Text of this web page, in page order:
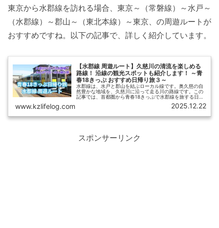
東京から水郡線を訪れる場合、東京～（常磐線）～水戸～
（水郡線）～郡山～（東北本線）～東京、の周遊ルートが
おすすめですね。以下の記事で、詳しく紹介しています。
【水郡線 周遊ルート】久慈川の清流を楽しめる
路線！ 沿線の観光スポットも紹介します！ ～青
春18きっぷ おすすめ日帰り旅３～
水郡線は、水戸と郡山を結ぶローカル線です。奥久慈の自
然豊かな地域を、久慈川に沿って走る川の路線です。この
記事では、首都圏から青春18きっぷで水郡線を旅する日帰
りルートを、車窓を交えてご紹介します。沿線には日本三
大名瀑の一つ「袋田の滝」もありますので、滝見物とあわ
www.kzlifelog.com 2025.12.22
スポンサーリンク